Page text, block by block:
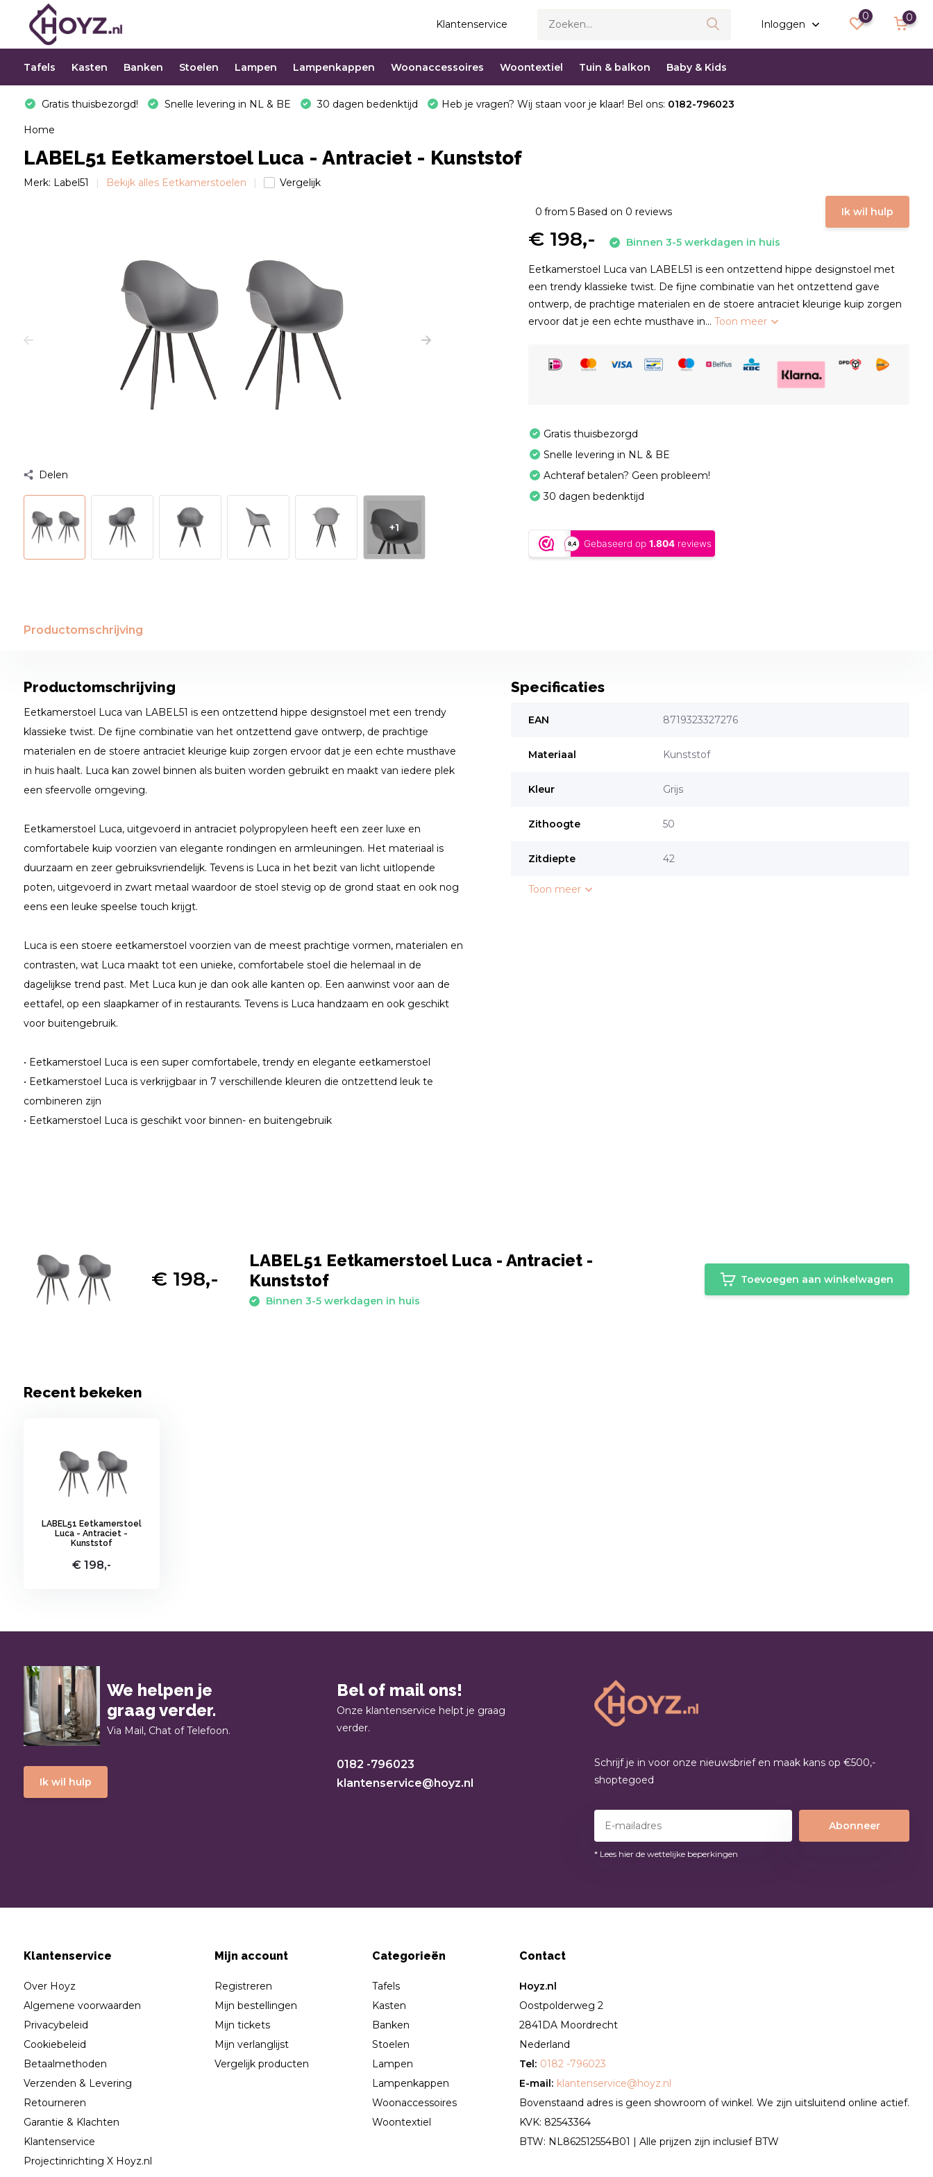
Klantenservice Inloggen
0 0
Tafels Kasten Banken Stoelen Lampen Lampenkappen Woonaccessoires Woontextiel Tuin & balkon Baby & Kids
Gratis thuisbezorgd! Snelle levering in NL & BE 30 dagen bedenktijd Heb je vragen? Wij staan voor je klaar! Bel ons: 0182-796023
Home
LABEL51 Eetkamerstoel Luca - Antraciet - Kunststof
Merk: Label51 Bekijk alles Eetkamerstoelen Vergelijk
Delen
+1
0 from 5 Based on 0 reviews Ik wil hulp
€ 198,- Binnen 3-5 werkdagen in huis
Eetkamerstoel Luca van LABEL51 is een ontzettend hippe designstoel met
een trendy klassieke twist. De fijne combinatie van het ontzettend gave
ontwerp, de prachtige materialen en de stoere antraciet kleurige kuip zorgen
ervoor dat je een echte musthave in...Toon meer
Gratis thuisbezorgd
Snelle levering in NL & BE
Achteraf betalen? Geen probleem!
30 dagen bedenktijd
Productomschrijving
Productomschrijving
Eetkamerstoel Luca van LABEL51 is een ontzettend hippe designstoel met een trendy
klassieke twist. De fijne combinatie van het ontzettend gave ontwerp, de prachtige
materialen en de stoere antraciet kleurige kuip zorgen ervoor dat je een echte musthave
in huis haalt. Luca kan zowel binnen als buiten worden gebruikt en maakt van iedere plek
een sfeervolle omgeving.
Eetkamerstoel Luca, uitgevoerd in antraciet polypropyleen heeft een zeer luxe en
comfortabele kuip voorzien van elegante rondingen en armleuningen. Het materiaal is
duurzaam en zeer gebruiksvriendelijk. Tevens is Luca in het bezit van licht uitlopende
poten, uitgevoerd in zwart metaal waardoor de stoel stevig op de grond staat en ook nog
eens een leuke speelse touch krijgt.
Luca is een stoere eetkamerstoel voorzien van de meest prachtige vormen, materialen en
contrasten, wat Luca maakt tot een unieke, comfortabele stoel die helemaal in de
dagelijkse trend past. Met Luca kun je dan ook alle kanten op. Een aanwinst voor aan de
eettafel, op een slaapkamer of in restaurants. Tevens is Luca handzaam en ook geschikt
voor buitengebruik.
• Eetkamerstoel Luca is een super comfortabele, trendy en elegante eetkamerstoel
• Eetkamerstoel Luca is verkrijgbaar in 7 verschillende kleuren die ontzettend leuk te
combineren zijn
• Eetkamerstoel Luca is geschikt voor binnen- en buitengebruik
Specificaties
EAN 8719323327276
Materiaal Kunststof
Kleur Grijs
Zithoogte 50
Zitdiepte 42
Toon meer
€ 198,-
LABEL51 Eetkamerstoel Luca - Antraciet -
Kunststof
Binnen 3-5 werkdagen in huis
Toevoegen aan winkelwagen
Recent bekeken
LABEL51 Eetkamerstoel
Luca - Antraciet -
Kunststof
€ 198,-
We helpen je
graag verder.
Via Mail, Chat of Telefoon.
Ik wil hulp
Bel of mail ons!
Onze klantenservice helpt je graag
verder.
0182 -796023
klantenservice@hoyz.nl
Schrijf je in voor onze nieuwsbrief en maak kans op €500,-
shoptegoed
Abonneer
* Lees hier de wettelijke beperkingen
Klantenservice
Over Hoyz
Algemene voorwaarden
Privacybeleid
Cookiebeleid
Betaalmethoden
Verzenden & Levering
Retourneren
Garantie & Klachten
Klantenservice
Projectinrichting X Hoyz.nl
Mijn account
Registreren
Mijn bestellingen
Mijn tickets
Mijn verlanglijst
Vergelijk producten
Categorieën
Tafels
Kasten
Banken
Stoelen
Lampen
Lampenkappen
Woonaccessoires
Woontextiel
Contact
Hoyz.nl
Oostpolderweg 2
2841DA Moordrecht
Nederland
Tel: 0182 -796023
E-mail: klantenservice@hoyz.nl
Bovenstaand adres is geen showroom of winkel. We zijn uitsluitend online actief.
KVK: 82543364
BTW: NL862512554B01 | Alle prijzen zijn inclusief BTW